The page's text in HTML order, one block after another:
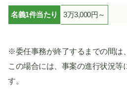
名義1件当たり 3万3,000円～
※委任事務が終了するまでの間は
この場合には、事案の進行状況等
す。